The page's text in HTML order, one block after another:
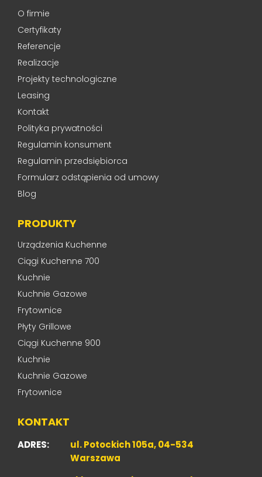
O firmie
Certyfikaty
Referencje
Realizacje
Projekty technologiczne
Leasing
Kontakt
Polityka prywatności
Regulamin konsument
Regulamin przedsiębiorca
Formularz odstąpienia od umowy
Blog
PRODUKTY
Urządzenia Kuchenne
Ciągi Kuchenne 700
Kuchnie
Kuchnie Gazowe
Frytownice
Płyty Grillowe
Ciągi Kuchenne 900
Kuchnie
Kuchnie Gazowe
Frytownice
KONTAKT
ADRES:
ul. Potockich 105a, 04-534
Warszawa